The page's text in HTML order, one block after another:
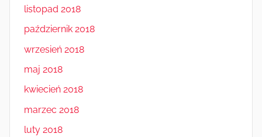
listopad 2018
październik 2018
wrzesień 2018
maj 2018
kwiecień 2018
marzec 2018
luty 2018